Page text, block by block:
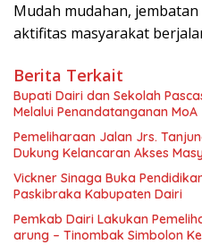
Mudah mudahan,
aktifitas masyarakat
Berita Terkait
Bupati Dairi dan Sekolah
Melalui Penandatanganan MoA
Pemeliharaan Jalan Jrs.
Dukung Kelancaran Akses
Vickner Sinaga Buka
Paskibraka Kabupaten Dairi
Pemkab Dairi Lakukan
arung – Tinombak Simbolon